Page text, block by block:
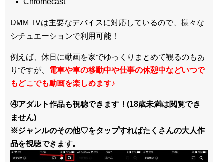
Chromecast
DMM TVは主要なデバイスに対応しているので、 様々な
シチュエーションで利用可能！
例えば、休日に動画を家でゆっくりまとめて観るのもあ
りですが、 電車や車の移動中や仕事の休憩中などいつで
もどこでも動画を楽しめます♪
④アダルト作品も視聴できます！(18歳未満は閲覧でき
ません)
※ジャンルのその他♡をタップすればたくさんの大人作
品を視聴できます。